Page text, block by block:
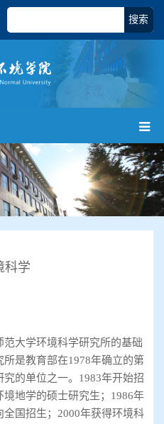
搜索
科学
大学环境科学研究所的基础
所是教育部在1978年确立的第
的单位之一。1983年开始招
地学的硕士研究生；1986年
国招生；2000年获得环境科